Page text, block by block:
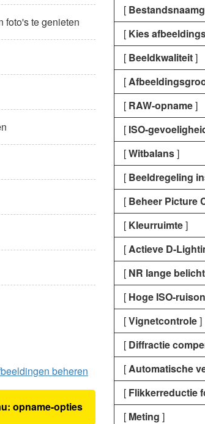
foto's te genieten
beheren
opname-opties
[
[ Kies
[ Beeldkwaliteit]
[
[ RAW-opname]
[ ISO-
[Witbalans]
[ Beeldregeling
[ Beheer Picture
[ Kleurruimte]
[Actieve D-
[ NR lange
[ Hoge ISO-
[Vignetcontrole]
[ Diffractie
[Automatische
[ Flikkerreductie
[ Meting ]